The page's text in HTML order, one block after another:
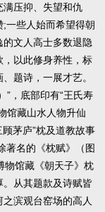
满压抑、失望和仇
一些人始而希望得朝
文人高士多数退隐
以此修身养性，标
题诗，一展才艺。
”，底部印有“王氏寿
馆藏山水人物升仙
顾茅庐”枕及道教故事
著名的《枕赋》（图
物馆藏《朝天子》枕
从其题款及诗赋皆
滨观台窑场的高人